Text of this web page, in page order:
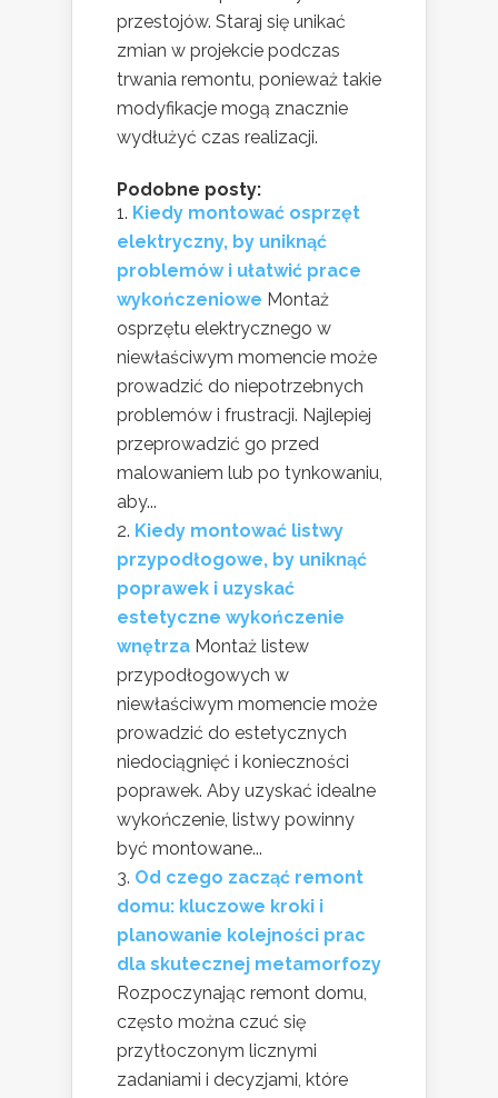
przestojów. Staraj się unikać
zmian w projekcie podczas
trwania remontu, ponieważ takie
modyfikacje mogą znacznie
wydłużyć czas realizacji.
Podobne posty:
Kiedy montować osprzęt
elektryczny, by uniknąć
problemów i ułatwić prace
wykończeniowe Montaż
osprzętu elektrycznego w
niewłaściwym momencie może
prowadzić do niepotrzebnych
problemów i frustracji. Najlepiej
przeprowadzić go przed
malowaniem lub po tynkowaniu,
aby...
Kiedy montować listwy
przypodłogowe, by uniknąć
poprawek i uzyskać
estetyczne wykończenie
wnętrza Montaż listew
przypodłogowych w
niewłaściwym momencie może
prowadzić do estetycznych
niedociągnięć i konieczności
poprawek. Aby uzyskać idealne
wykończenie, listwy powinny
być montowane...
Od czego zacząć remont
domu: kluczowe kroki i
planowanie kolejności prac
dla skutecznej metamorfozy
Rozpoczynając remont domu,
często można czuć się
przytłoczonym licznymi
zadaniami i decyzjami, które